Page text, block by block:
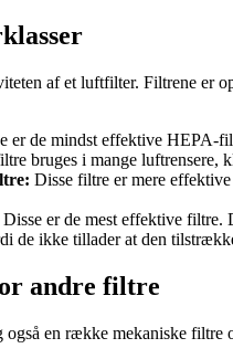
af et luftfilter. Filtrene er
er de mindst effektive HEPA-
bruges i mange luftrensere,
Disse filtre er mere
Disse er de mest effektive
de ikke tillader at den
andre filtre
en række mekaniske